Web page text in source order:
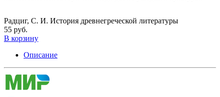
Радциг, С. И. История древнегреческой литературы
55 руб.
В корзину
Описание